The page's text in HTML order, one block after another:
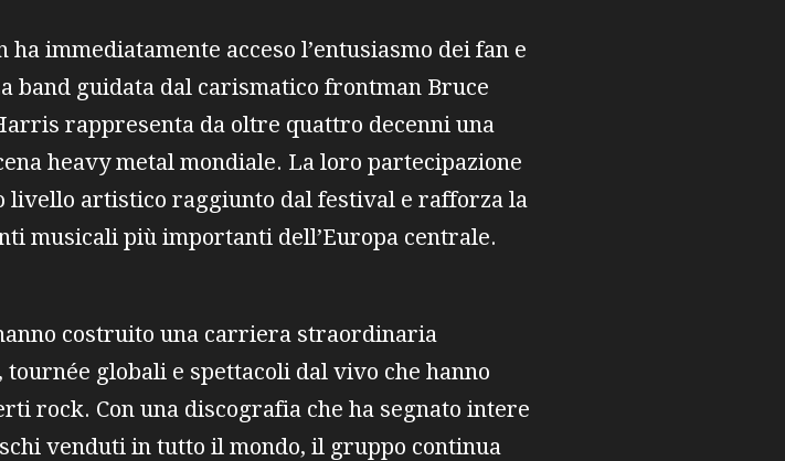
immediatamente acceso l’entusiasmo dei fan e
band guidata dal carismatico frontman Bruce
rappresenta da oltre quattro decenni una
heavy metal mondiale. La loro partecipazione
livello artistico raggiunto dal festival e rafforza la
musicali più importanti dell’Europa centrale.
costruito una carriera straordinaria
globali e spettacoli dal vivo che hanno
rock. Con una discografia che ha segnato intere
venduti in tutto il mondo, il gruppo continua